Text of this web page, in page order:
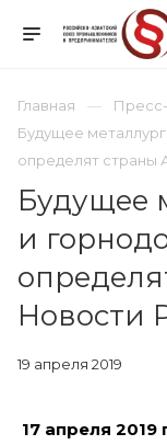
Главная
Будущее
определят страны
Будущее
и
Новости
19 апреля 2019
17 апреля